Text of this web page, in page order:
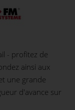
- profitez de
ainsi aux
une grande
d'avance sur